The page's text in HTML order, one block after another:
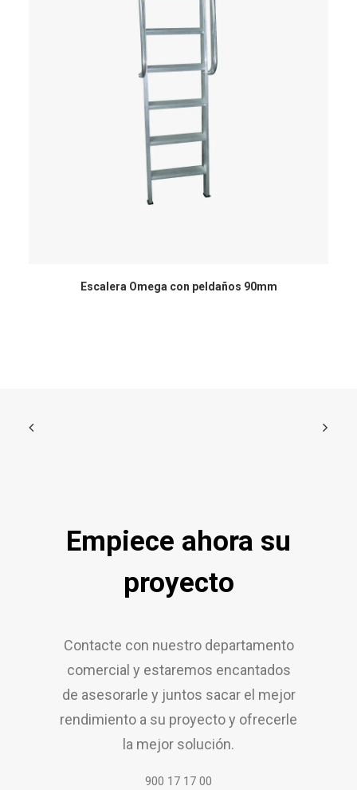
Escalera Omega con peldaños 90mm
Empiece ahora su
proyecto
Contacte con nuestro departamento
comercial y estaremos encantados
de asesorarle y juntos sacar el mejor
rendimiento a su proyecto y ofrecerle
la mejor solución.
900 17 17 00